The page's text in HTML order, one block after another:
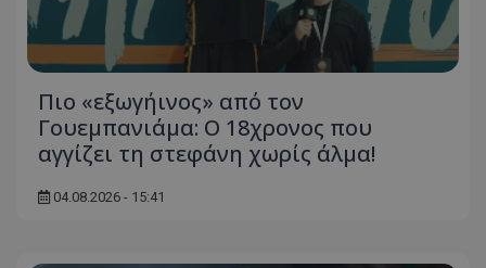
Πιο «εξωγήινος» από τον
Γουεμπανιάμα: Ο 18χρονος που
αγγίζει τη στεφάνη χωρίς άλμα!
04.08.2026 - 15:41